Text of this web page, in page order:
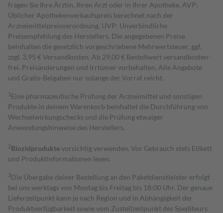
fragen Sie Ihre Ärztin, Ihren Arzt oder in Ihrer Apotheke. AVP:
Üblicher Apothekenverkaufspreis berechnet nach der
Arzneimittelpreisverordnung. UVP: Unverbindliche
Preisempfehlung des Herstellers. Die angegebenen Preise
beinhalten die gesetzlich vorgeschriebene Mehrwertsteuer, ggf.
zzgl. 3,95 € Versandkosten. Ab 29,00 € Bestell­wert versand­kosten­
frei. Preisänderungen und Irrtümer vorbehalten. Alle Angebote
und Gratis-Beigaben nur solange der Vorrat reicht.
1 Eine pharmazeutische Prüfung der Arzneimittel und sonstigen
Produkte in deinem Warenkorb beinhaltet die Durchführung von
Wechselwirkungschecks und die Prüfung etwaiger
Anwendungshinweise des Herstellers.
2Biozidproduktevorsichtig verwenden. Vor Gebrauch stets Etikett
und Produktinformationen lesen.
3Die Übergabe deiner Bestellung an den Paketdienstleister erfolgt
bei uns werktags von Montag bis Freitag bis 18:00 Uhr. Der genaue
Lieferzeitpunkt kann je nach Region und in Abhängigkeit der
Produktverfügbarkeit sowie vom Zustellzeitpunkt des Spediteurs